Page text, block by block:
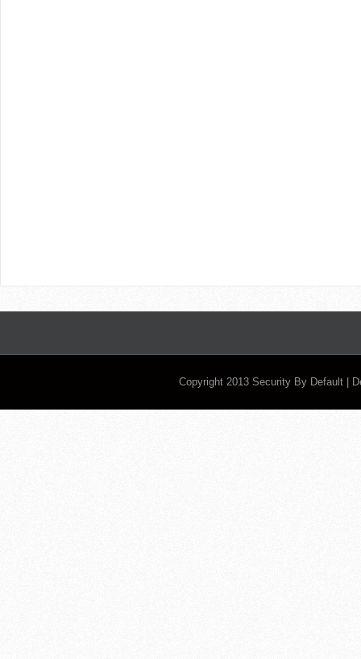
Copyright 2013 Security By Default |